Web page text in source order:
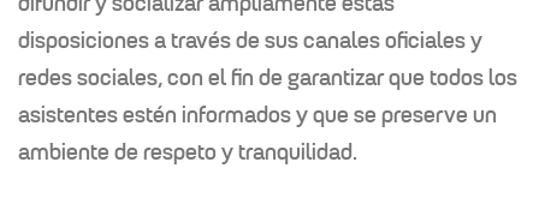
disposiciones a través de sus canales oficiales y
redes sociales, con el fin de garantizar que todos los
asistentes estén informados y que se preserve un
ambiente de respeto y tranquilidad.